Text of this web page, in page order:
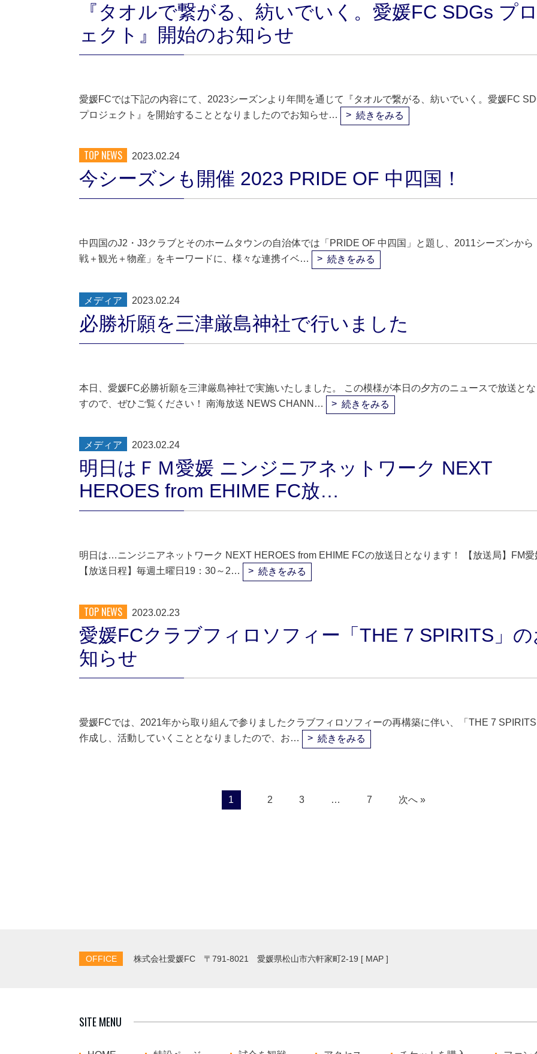
『タオルで繋がる、紡いでいく。愛媛FC SDGs プ
ェクト』開始のお知らせ
愛媛FCでは下記の内容にて、2023シーズンより年間を通じて『タオルで繋がる、紡いでいく。愛媛FC
プロジェクト』を開始することとなりましたのでお知らせ…
続きをみる
TOP NEWS 2023.02.24
今シーズンも開催 2023 PRIDE OF 中四国！
中四国のJ2・J3クラブとそのホームタウンの自治体では「PRIDE OF 中四国」と題し、2011シーズンから
戦＋観光＋物産」をキーワードに、様々な連携イベ…
続きをみる
メディア 2023.02.24
必勝祈願を三津厳島神社で行いました
本日、愛媛FC必勝祈願を三津厳島神社で実施いたしました。 この模様が本日の夕方のニュースで放送と
すので、ぜひご覧ください！ 南海放送 NEWS CHANN…
続きをみる
メディア 2023.02.24
明日はＦＭ愛媛 ニンジニアネットワーク NEXT
HEROES from EHIME FC放…
明日は…ニンジニアネットワーク NEXT HEROES from EHIME FCの放送日となります！ 【放送局】FM愛
【放送日程】毎週土曜日19：30～2…
続きをみる
TOP NEWS 2023.02.23
愛媛FCクラブフィロソフィー「THE 7 SPIRITS」
知らせ
愛媛FCでは、2021年から取り組んで参りましたクラブフィロソフィーの再構築に伴い、「THE 7
作成し、活動していくこととなりましたので、お…
続きをみる
1 2 3 … 7 次へ »
OFFICE 株式会社愛媛FC 〒791-8021 愛媛県松山市六軒家町2-19 [ MAP ]
SITE MENU